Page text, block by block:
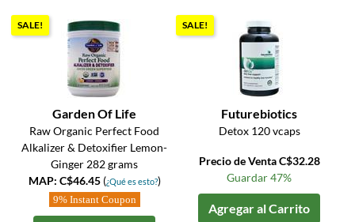
SALE!
Garden Of Life
Raw Organic Perfect Food
Alkalizer & Detoxifier Lemon-
Ginger 282 grams
MAP: C$46.45 (¿Qué es esto?)
9% Instant Coupon
SALE!
Futurebiotics
Detox 120 vcaps
Precio de Venta C$32.28
Guardar 47%
Agregar al Carrito